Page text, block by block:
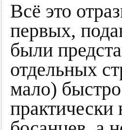
Всё это
первых,
были
отдельных
мало)